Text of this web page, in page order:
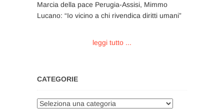
Marcia della pace Perugia-Assisi, Mimmo
Lucano: “Io vicino a chi rivendica diritti umani”
leggi tutto ...
CATEGORIE
Categorie